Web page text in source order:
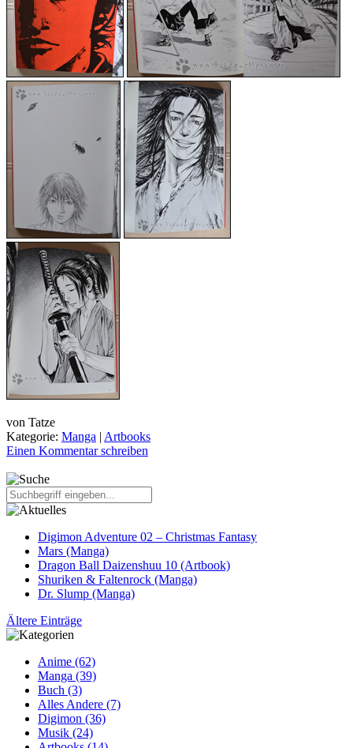
von Tatze
Kategorie: Manga | Artbooks
Einen Kommentar schreiben
Digimon Adventure 02 – Christmas Fantasy
Mars (Manga)
Dragon Ball Daizenshuu 10 (Artbook)
Shuriken & Faltenrock (Manga)
Dr. Slump (Manga)
Ältere Einträge
Anime (62)
Manga (39)
Buch (3)
Alles Andere (7)
Digimon (36)
Musik (24)